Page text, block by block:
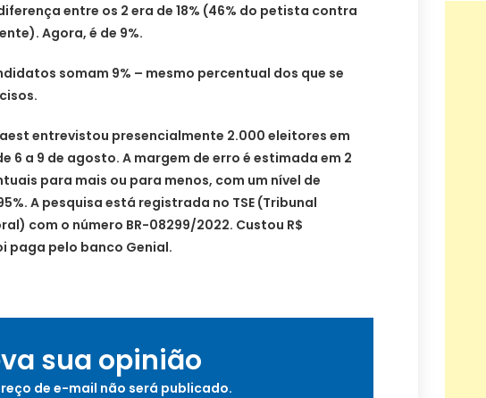
entre os 2 era de 18% (46% do petista contra
Agora, é de 9%.
somam 9% – mesmo percentual dos que se
entrevistou presencialmente 2.000 eleitores em
6 a 9 de agosto. A margem de erro é estimada em 2
para mais ou para menos, com um nível de
A pesquisa está registrada no TSE (Tribunal
com o número BR-08299/2022. Custou R$
paga pelo banco Genial.
sua opinião
de e-mail não será publicado.